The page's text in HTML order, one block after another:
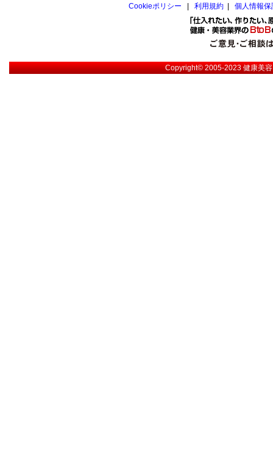
Cookieポリシー
利用規約 個人情報
Copyright© 2005-2023健康美